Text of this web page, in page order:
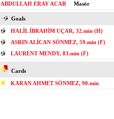
ABDULLAH ERAY ACAR
Masör
Goals
HALİL İBRAHİM UÇAR, 32.min (H)
ASRIN ALİCAN SÖNMEZ, 59.min (F)
LAURENT MENDY, 83.min (F)
Cards
KARAN AHMET SÖNMEZ, 90.min